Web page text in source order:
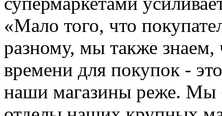
«Мало того, что
разному, мы также
времени для покупок -
наши магазины реже. Мы